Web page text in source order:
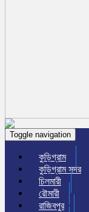
Toggle navigation
কুড়িগ্রাম
কুড়িগ্রাম সদর
চিলমারী
রৌমারী
রাজিবপুর